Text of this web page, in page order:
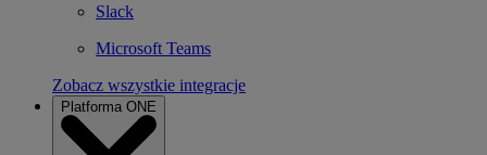
Slack
Microsoft Teams
Zobacz wszystkie integracje
Platforma ONE